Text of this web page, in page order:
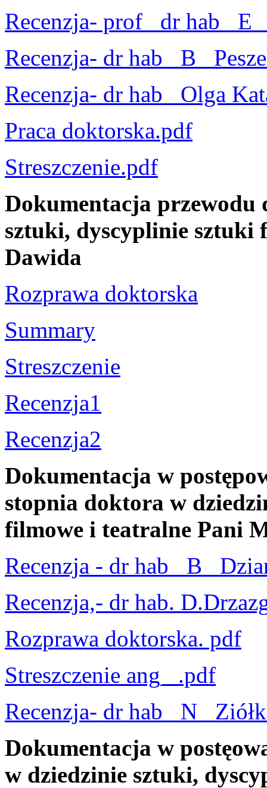
Recenzja- prof_ dr hab_
Recenzja- dr hab_ B_
Recenzja- dr hab_ Olga
Praca doktorska.pdf
Streszczenie.pdf
Dokumentacja przewodu
sztuki, dyscyplinie sztuki
Dawida
Rozprawa doktorska
Summary
Streszczenie
Recenzja1
Recenzja2
Dokumentacja w
stopnia doktora w
filmowe i teatralne Pani
Recenzja - dr hab_ B_
Recenzja,- dr hab.
Rozprawa doktorska. pdf
Streszczenie ang_ .pdf
Recenzja- dr hab_ N_
Dokumentacja w
w dziedzinie sztuki,